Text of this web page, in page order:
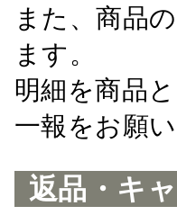
また、商品
ます。
明細を商品
一報をお願
返品・キ